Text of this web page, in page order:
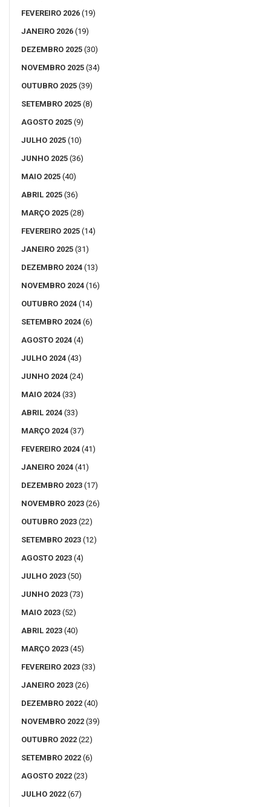
FEVEREIRO 2026 (19)
JANEIRO 2026 (19)
DEZEMBRO 2025 (30)
NOVEMBRO 2025 (34)
OUTUBRO 2025 (39)
SETEMBRO 2025 (8)
AGOSTO 2025 (9)
JULHO 2025 (10)
JUNHO 2025 (36)
MAIO 2025 (40)
ABRIL 2025 (36)
MARÇO 2025 (28)
FEVEREIRO 2025 (14)
JANEIRO 2025 (31)
DEZEMBRO 2024 (13)
NOVEMBRO 2024 (16)
OUTUBRO 2024 (14)
SETEMBRO 2024 (6)
AGOSTO 2024 (4)
JULHO 2024 (43)
JUNHO 2024 (24)
MAIO 2024 (33)
ABRIL 2024 (33)
MARÇO 2024 (37)
FEVEREIRO 2024 (41)
JANEIRO 2024 (41)
DEZEMBRO 2023 (17)
NOVEMBRO 2023 (26)
OUTUBRO 2023 (22)
SETEMBRO 2023 (12)
AGOSTO 2023 (4)
JULHO 2023 (50)
JUNHO 2023 (73)
MAIO 2023 (52)
ABRIL 2023 (40)
MARÇO 2023 (45)
FEVEREIRO 2023 (33)
JANEIRO 2023 (26)
DEZEMBRO 2022 (40)
NOVEMBRO 2022 (39)
OUTUBRO 2022 (22)
SETEMBRO 2022 (6)
AGOSTO 2022 (23)
JULHO 2022 (67)